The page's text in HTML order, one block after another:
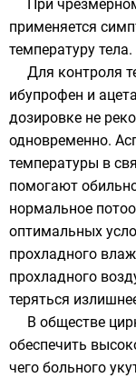
При
применяется
температуру тела.
Для контроля
ибупрофен и
дозировке не
одновременно.
температуры в
помогают
нормальное
оптимальных
прохладного
прохладного
теряться
В обществе
обеспечить
чего больного